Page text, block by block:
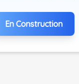
En Construction